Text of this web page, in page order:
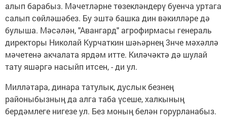
алып барабыз. Мәчетләрне төзекләндерү буенча уртага
салып сөйләшәбез. Бу эштә башка дин вәкилләре дә
булыша. Мәсәлән, "Авангард" агрофирмасы генераль
директоры Николай Курчаткин шәһәрнең 3нче мәхәллә
мәчетенә акчалата ярдәм итте. Киләчәктә дә шулай
тату яшәргә насыйп итсен, - ди ул.
Милләтара, динара татулык, дуслык безнең
районыбызның да алга таба үсеше, халкының
бердәмлеге нигезе ул. Без моның белән горурланабыз.